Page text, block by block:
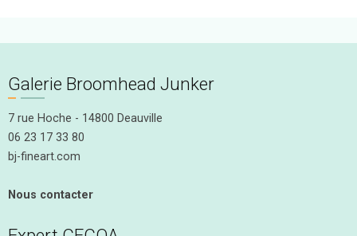
Galerie Broomhead Junker
7 rue Hoche - 14800 Deauville
06 23 17 33 80
bj-fineart.com
Nous contacter